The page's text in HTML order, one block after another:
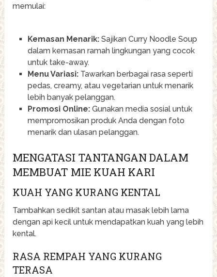
memulai:
Kemasan Menarik:Sajikan Curry Noodle Soup
dalam kemasan ramah lingkungan yang cocok
untuk take-away.
Menu Variasi:Tawarkan berbagai rasa seperti
pedas, creamy, atau vegetarian untuk menarik
lebih banyak pelanggan.
Promosi Online:Gunakan media sosial untuk
mempromosikan produk Anda dengan foto
menarik dan ulasan pelanggan.
MENGATASI TANTANGAN DALAM
MEMBUAT MIE KUAH KARI
KUAH YANG KURANG KENTAL
Tambahkan sedikit santan atau masak lebih lama
dengan api kecil untuk mendapatkan kuah yang lebih
kental.
RASA REMPAH YANG KURANG
TERASA